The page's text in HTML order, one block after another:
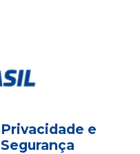
Privacidade e
Segurança